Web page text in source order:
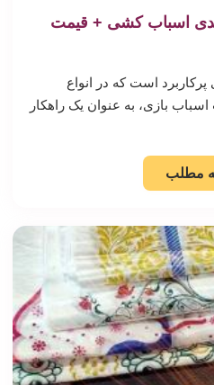
بندی اسباب کشی + قیمت
پرکاربرد است که در انواع
بازی، به عنوان یک راهکار
مطلب